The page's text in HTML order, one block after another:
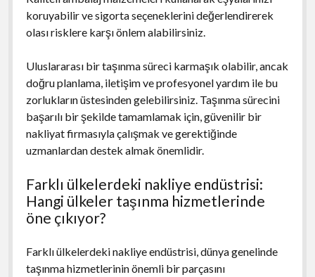
koruyabilir ve sigorta seçeneklerini değerlendirerek
olası risklere karşı önlem alabilirsiniz.
Uluslararası bir taşınma süreci karmaşık olabilir, ancak
doğru planlama, iletişim ve profesyonel yardım ile bu
zorlukların üstesinden gelebilirsiniz. Taşınma sürecini
başarılı bir şekilde tamamlamak için, güvenilir bir
nakliyat firmasıyla çalışmak ve gerektiğinde
uzmanlardan destek almak önemlidir.
Farklı ülkelerdeki nakliye endüstrisi:
Hangi ülkeler taşınma hizmetlerinde
öne çıkıyor?
Farklı ülkelerdeki nakliye endüstrisi, dünya genelinde
taşınma hizmetlerinin önemli bir parçasını